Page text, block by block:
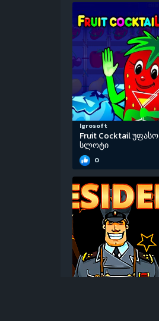
Igrosoft
Fruit Cocktail უფასო
სლოტი
0